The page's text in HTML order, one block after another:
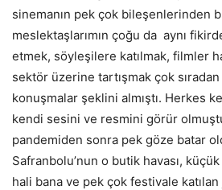
sinemanın pek çok bileşenlerinden
meslektaşlarımın çoğu da aynı
etmek, söyleşilere katılmak, filmler
sektör üzerine tartışmak çok
konuşmalar şeklini almıştı. Herkes
kendi sesini ve resmini görür
pandemiden sonra pek göze batar
Safranbolu’nun o butik havası,
hali bana ve pek çok festivale